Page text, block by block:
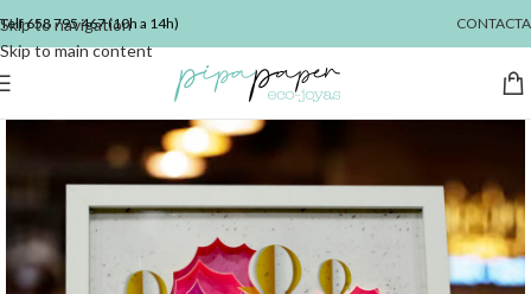
Skip to navigation
Skip to main content
Telf658 795 467(10h a 14h) CONTACTA